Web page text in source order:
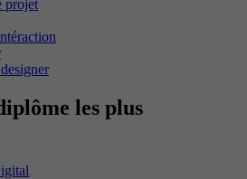
projet
les plus